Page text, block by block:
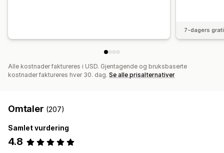
7-dagers
Alle kostnader faktureres i USD. Gjentagende og bruksbaserte
kostnader faktureres hver 30. dag. Se alle prisalternativer
Omtaler (207)
Samlet vurdering
4.8